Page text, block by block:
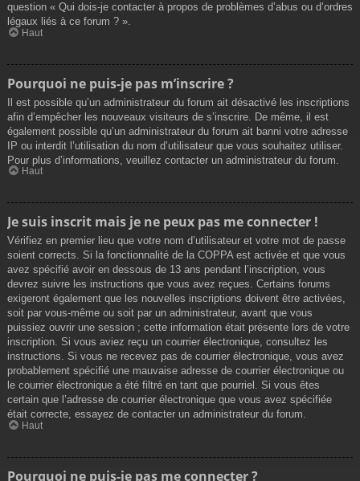
question « Qui dois-je contacter à propos de problèmes d’abus ou d’ordres
légaux liés à ce forum ? ».
Haut
Pourquoi ne puis-je pas m’inscrire ?
Il est possible qu’un administrateur du forum ait désactivé les inscriptions
afin d’empêcher les nouveaux visiteurs de s’inscrire. De même, il est
également possible qu’un administrateur du forum ait banni votre adresse
IP ou interdit l’utilisation du nom d’utilisateur que vous souhaitez utiliser.
Pour plus d’informations, veuillez contacter un administrateur du forum.
Haut
Je suis inscrit mais je ne peux pas me connecter !
Vérifiez en premier lieu que votre nom d’utilisateur et votre mot de passe
soient corrects. Si la fonctionnalité de la COPPA est activée et que vous
avez spécifié avoir en dessous de 13 ans pendant l’inscription, vous
devrez suivre les instructions que vous avez reçues. Certains forums
exigeront également que les nouvelles inscriptions doivent être activées,
soit par vous-même ou soit par un administrateur, avant que vous
puissiez ouvrir une session ; cette information était présente lors de votre
inscription. Si vous aviez reçu un courrier électronique, consultez les
instructions. Si vous ne recevez pas de courrier électronique, vous avez
probablement spécifié une mauvaise adresse de courrier électronique ou
le courrier électronique a été filtré en tant que pourriel. Si vous êtes
certain que l’adresse de courrier électronique que vous avez spécifiée
était correcte, essayez de contacter un administrateur du forum.
Haut
Pourquoi ne puis-je pas me connecter ?